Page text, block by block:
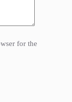
for the